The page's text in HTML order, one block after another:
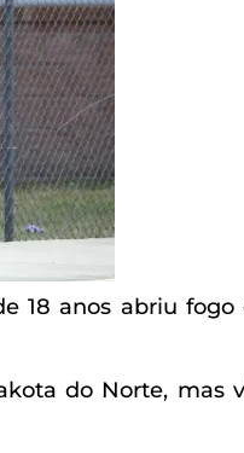
18 anos abriu fogo
do Norte, mas